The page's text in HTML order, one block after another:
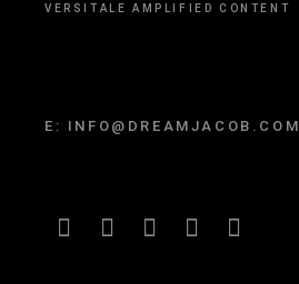
VERSITALE AMPLIFIED CONTENT
E: INFO@DREAMJACOB.COM